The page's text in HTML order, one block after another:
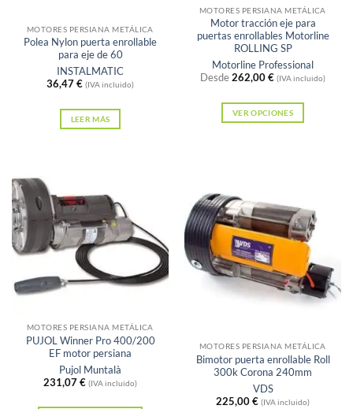
en
la
página
de
producto
MOTORES PERSIANA METÁLICA
Polea Nylon puerta enrollable
para eje de 60
INSTALMATIC
36,47€ (IVA incluido)
LEER MÁS
MOTORES PERSIANA METÁLICA
Motor tracción eje para
puertas enrollables Motorline
ROLLING SP
Motorline Professional
Desde262,00€ (IVA incluido)
VER OPCIONES
variantes.
Las
opciones
se
pueden
elegir
página
de
producto
MOTORES PERSIANA METÁLICA
PUJOL Winner Pro 400/200
EF motor persiana
Pujol Muntalà
231,07€ (IVA incluido)
MOTORES PERSIANA METÁLICA
Bimotor puerta enrollable Roll
300k Corona 240mm
VDS
225,00€ (IVA incluido)